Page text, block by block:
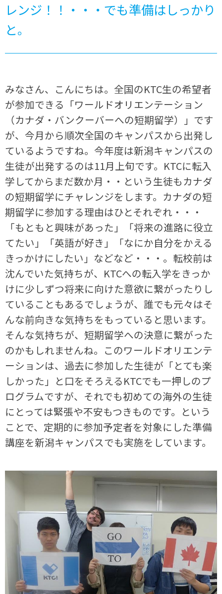
レンジ！！・・・でも準備はしっかり
と。
みなさん、こんにちは。全国のKTC生の希望者
が参加できる「ワールドオリエンテーション
（カナダ・バンクーバーへの短期留学）」です
が、今月から順次全国のキャンパスから出発し
ているようですね。今年度は新潟キャンパスの
生徒が出発するのは11月上旬です。KTCに転入
学してからまだ数か月・・という生徒もカナダ
の短期留学にチャレンジをします。カナダの短
期留学に参加する理由はひとそれぞれ・・・
「もともと興味があった」「将来の進路に役立
てたい」「英語が好き」「なにか自分をかえる
きっかけにしたい」などなど・・・。転校前は
沈んでいた気持ちが、KTCへの転入学をきっか
けに少しずつ将来に向けた意欲に繋がったりし
ていることもあるでしょうが、誰でも元々はそ
んな前向きな気持ちをもっていると思います。
そんな気持ちが、短期留学への決意に繋がった
のかもしれませんね。このワールドオリエンテ
ーションは、過去に参加した生徒が「とても楽
しかった」と口をそろえるKTCでも一押しのプ
ログラムですが、それでも初めての海外の生徒
にとっては緊張や不安もつきものです。という
ことで、定期的に参加予定者を対象にした準備
講座を新潟キャンパスでも実施をしています。